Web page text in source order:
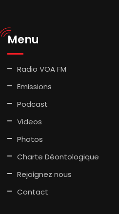
Menu
Radio VOA FM
Emissions
Podcast
Videos
Photos
Charte Déontologique
Rejoignez nous
Contact